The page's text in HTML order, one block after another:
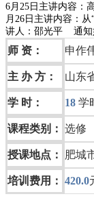
6月25日主讲内容：
月26日主讲内容：
讲人：邵光平 通知
师 资： 申作
主 办 方： 山东
学 时： 18 学
课程类别： 选修
授课地点： 肥城
培训费用： 420.0